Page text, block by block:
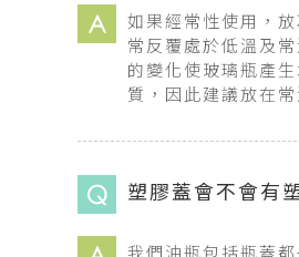
如果經常性使用，
常反覆處於低溫及
的變化使玻璃瓶產
質，因此建議放在常
塑膠蓋會不會有